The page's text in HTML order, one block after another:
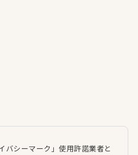
バシーマーク」使用許諾業者と